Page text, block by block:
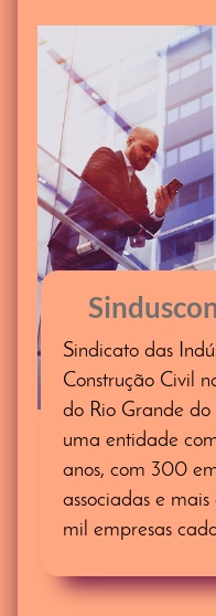
Sindicato das
Construção Civil
do Rio Grande do
uma entidade
anos, com 300
associadas e mais
mil empresas